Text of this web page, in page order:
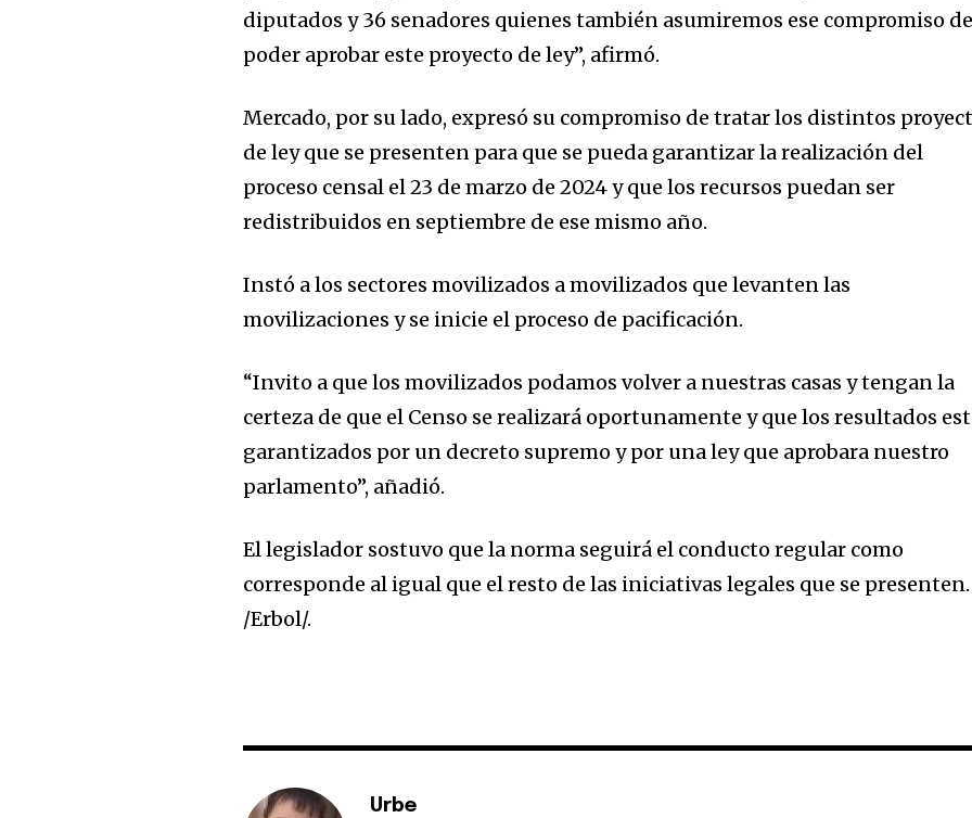
diputados y 36 senadores quienes también asumiremos ese compromiso
poder aprobar este proyecto de ley”, afirmó.
Mercado, por su lado, expresó su compromiso de tratar los distintos
de ley que se presenten para que se pueda garantizar la realización del
proceso censal el 23 de marzo de 2024 y que los recursos puedan ser
redistribuidos en septiembre de ese mismo año.
Instó a los sectores movilizados a movilizados que levanten las
movilizaciones y se inicie el proceso de pacificación.
“Invito a que los movilizados podamos volver a nuestras casas y tengan la
certeza de que el Censo se realizará oportunamente y que los resultados
garantizados por un decreto supremo y por una ley que aprobara nuestro
parlamento”, añadió.
El legislador sostuvo que la norma seguirá el conducto regular como
corresponde al igual que el resto de las iniciativas legales que se presenten.
/Erbol/.
Urbe